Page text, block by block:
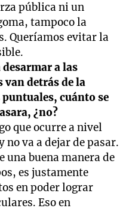
pública ni un
tampoco la
Queríamos evitar la
a las
van detrás de la
cuánto se
¿no?
que ocurre a nivel
va a dejar de pasar.
una buena manera de
es justamente
en poder lograr
Eso en